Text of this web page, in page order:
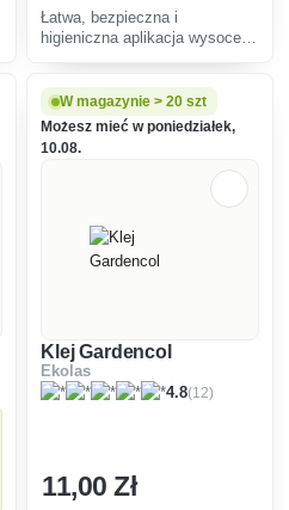
Łatwa, bezpieczna i
higieniczna aplikacja wysoce
myszy, szczurów i
szczurołapów Zamykana
stacja przynętowa,
W magazynie > 20 szt
Możesz mieć w poniedziałek,
10.08.
Klej Gardencol
Ekolas
4.8(12)
11,00 Zł